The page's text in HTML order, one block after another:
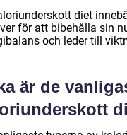
diet
för att bibehålla sin
och leder till
är de